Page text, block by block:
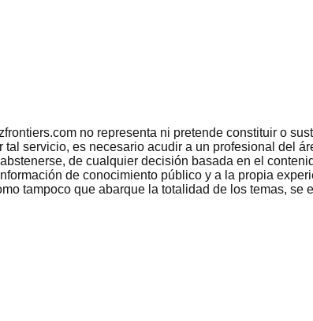
no representa ni pretende constituir o
servicio, es necesario acudir a un profesional del
de cualquier decisión basada en el
de conocimiento público y a la propia
tampoco que abarque la totalidad de los temas,